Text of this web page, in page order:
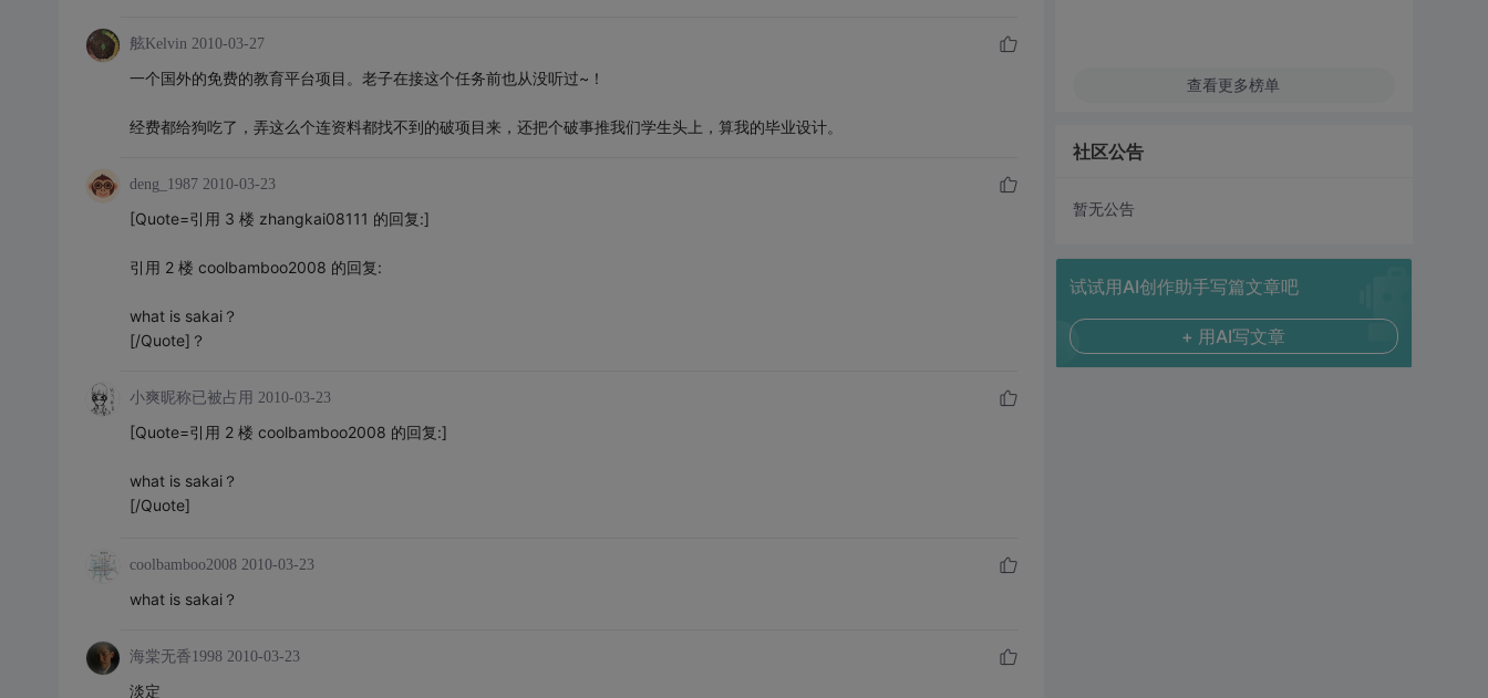
舷Kelvin 2010-03-27
一个国外的免费的教育平台项目。老子在接这个任务前也从没听过~！
经费都给狗吃了，弄这么个连资料都找不到的破项目来，还把个破事推我们学生头上，算我的毕业设计。
deng_1987 2010-03-23
[Quote=引用 3 楼 zhangkai08111 的回复:]
引用 2 楼 coolbamboo2008 的回复:
what is sakai？
[/Quote]？
小爽昵称已被占用 2010-03-23
[Quote=引用 2 楼 coolbamboo2008 的回复:]
what is sakai？
[/Quote]
coolbamboo2008 2010-03-23
what is sakai？
海棠无香1998 2010-03-23
淡定
查看更多榜单
社区公告
暂无公告
试试用AI创作助手写篇文章吧
+ 用AI写文章